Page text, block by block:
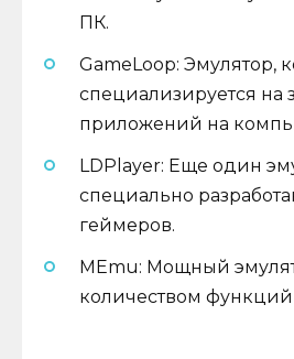
ПК.
GameLoop: Эмулятор,
специализируется на
приложений на
LDPlayer: Еще один
специально
геймеров.
MEmu: Мощный
количеством функций